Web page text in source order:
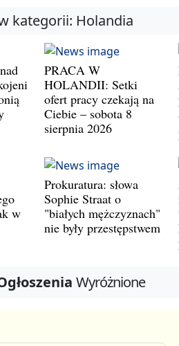
kategorii: Holandia
PRACA W
HOLANDII: Setki
ofert pracy czekają na
Ciebie – sobota 8
sierpnia 2026
w
Prokuratura: słowa
Sophie Straat o
"białych mężczyznach"
nie były przestępstwem
Wyróżnione